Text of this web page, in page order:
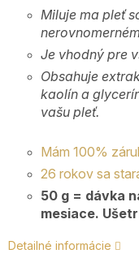
Miluje ma pleť
Je vhodný pre
Obsahuje
kaolín a
vašu pleť.
Mám 100%
26 rokov sa
50 g = dávka
mesiace.
Detailné informácie